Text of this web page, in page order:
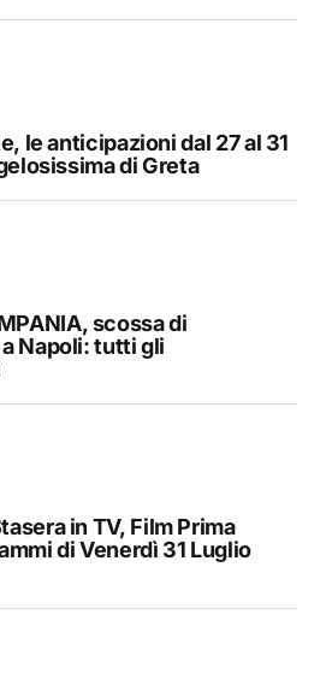
le anticipazioni dal 27 al 31
di Greta
scossa di
Napoli: tutti gli
in TV, Film Prima
di Venerdì 31 Luglio